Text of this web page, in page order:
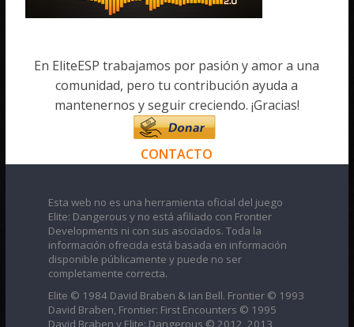
En EliteESP trabajamos por pasión y amor a una
comunidad, pero tu contribución ayuda a
mantenernos y seguir creciendo. ¡Gracias!
CONTACTO
Esta web no es una herramienta oficial del juego
Elite: Dangerous y no está afiliado con Frontier
Developments ni con sus asociados. Toda la
información ofrecida está basada en información
disponible públicamente y puede no ser
completamente correcta.
Elite © 1984 David Braben & Ian Bell. Frontier © 1993
David Braben, Frontier: First Encounters © 1995
David Braben y Elite: Dangerous © 2012, 2013